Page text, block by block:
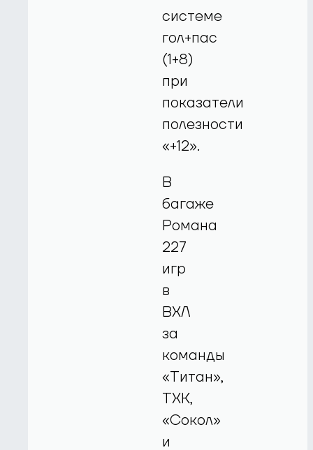
системе
гол+пас
(1+8)
при
показатели
полезности
«+12».
В
багаже
Романа
227
игр
в
ВХЛ
за
команды
«Титан»,
ТХК,
«Сокол»
и